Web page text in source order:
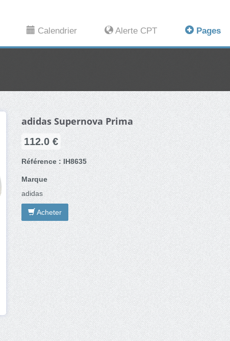
Calendrier Alerte CPT Pages
adidas Supernova Prima
112.0 €
Référence : IH8635
Marque
adidas
Acheter